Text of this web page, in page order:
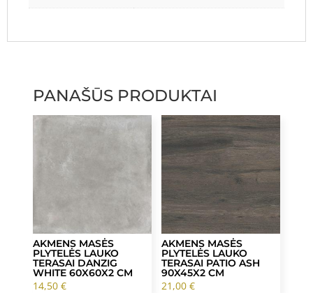
PANAŠŪS PRODUKTAI
AKMENS MASĖS
PLYTELĖS LAUKO
TERASAI DANZIG
WHITE 60X60X2 CM
14,50 €
AKMENS MASĖS
PLYTELĖS LAUKO
TERASAI PATIO ASH
90X45X2 CM
21,00€